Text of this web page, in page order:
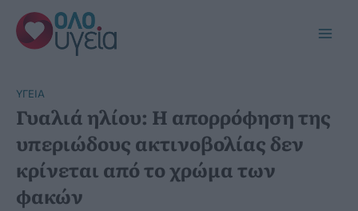
Μετάβαση
στο
περιεχόμενο
YΓΕΊΑ
Γυαλιά ηλίου: Η απορρόφηση της
υπεριώδους ακτινοβολίας δεν
κρίνεται από το χρώμα των
φακών